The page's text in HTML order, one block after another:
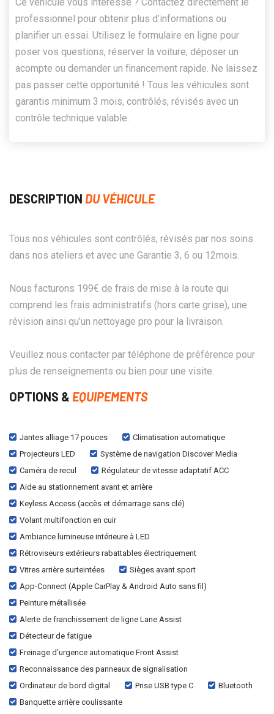
professionnel pour obtenir plus d’informations ou
planifier un essai. Utilisez le formulaire en ligne pour
poser vos questions, réserver la voiture, déposer un
acompte ou demander un financement rapide. Ne laissez
pas passer cette opportunité ! Tous les véhicules sont
garantis minimum 3 mois, contrôlés, révisés avec un
contrôle technique valable.
DESCRIPTION DU VÉHICULE
Tous nos véhicules sont contrôlés, révisés par nos soins
dans nos ateliers et avec une Garantie 3, 6 ou 12mois.
Nous facturons 199€ de frais de mise à la route qui
comprend les frais administratifs (hors carte grise), une
révision ainsi qu’un nettoyage pro pour la livraison.
Veuillez nous contacter par téléphone de préférence pour
plus de renseignements ou bien pour une visite.
OPTIONS & EQUIPEMENTS
Jantes alliage 17 pouces
Climatisation automatique
Projecteurs LED
Système de navigation Discover Media
Caméra de recul
Régulateur de vitesse adaptatif ACC
Aide au stationnement avant et arrière
Keyless Access (accès et démarrage sans clé)
Volant multifonction en cuir
Ambiance lumineuse intérieure à LED
Rétroviseurs extérieurs rabattables électriquement
Vitres arrière surteintées
Sièges avant sport
App-Connect (Apple CarPlay & Android Auto sans fil)
Peinture métallisée
Alerte de franchissement de ligne Lane Assist
Détecteur de fatigue
Freinage d’urgence automatique Front Assist
Reconnaissance des panneaux de signalisation
Ordinateur de bord digital
Prise USB type C
Bluetooth
Banquette arrière coulissante